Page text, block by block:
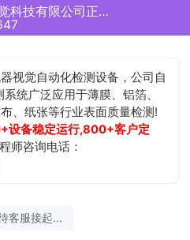
无锡精质视觉科技有限公司正在为您服务
视觉自动化检测设备，公司自
统广泛应用于薄膜、铝箔、
、纸张等行业表面质量检测!
备稳定运行,800+客户定
师咨询电话：
客服接起...